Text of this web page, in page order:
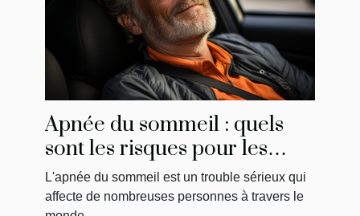
Apnée du sommeil : quels
sont les risques pour les
conducteurs?
L'apnée du sommeil est un trouble sérieux qui
affecte de nombreuses personnes à travers le